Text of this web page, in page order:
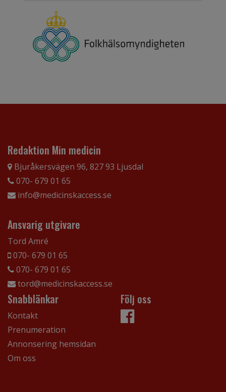
Redaktion Min medicin
Bjuråkersvägen 96, 827 93 Ljusdal
070- 679 01 65
info@medicinskaccess.se
Ansvarig utgivare
Tord Amré
070- 679 01 65
070- 679 01 65
tord@medicinskaccess.se
Snabblänkar
Kontakt
Prenumeration
Annonsering hemsidan
Om oss
Följ oss